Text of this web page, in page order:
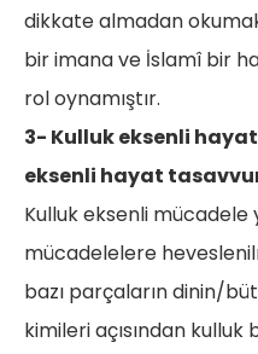
dikkate almadan
bir imana ve İslamî bir
rol oynamıştır.
3- Kulluk eksenli
eksenli hayat
Kulluk eksenli
mücadelelere
bazı parçaların dinin/
kimileri açısından